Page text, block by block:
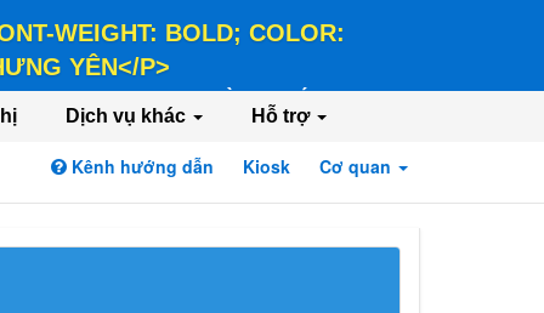
WEIGHT: BOLD; COLOR:
YÊN</P>
COLOR: #FFEE58;">HÀNH CHÍNH PHỤC
Dịch vụ khác Hỗ trợ
Kênh hướng dẫn Kiosk Cơ quan